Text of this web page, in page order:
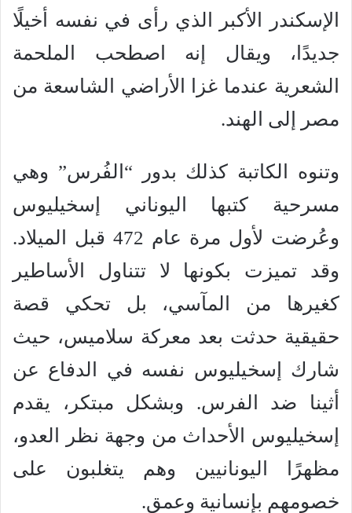
الإسكندر الأكبر الذي رأى في نفسه أخيلًا
جديدًا، ويقال إنه اصطحب الملحمة
الشعرية عندما غزا الأراضي الشاسعة من
مصر إلى الهند.
وتنوه الكاتبة كذلك بدور “الفُرس” وهي
مسرحية كتبها اليوناني إسخيليوس
وعُرضت لأول مرة عام 472 قبل الميلاد.
وقد تميزت بكونها لا تتناول الأساطير
كغيرها من المآسي، بل تحكي قصة
حقيقية حدثت بعد معركة سلاميس، حيث
شارك إسخيليوس نفسه في الدفاع عن
أثينا ضد الفرس. وبشكل مبتكر، يقدم
إسخيليوس الأحداث من وجهة نظر العدو،
مظهرًا اليونانيين وهم يتغلبون على
خصومهم بإنسانية وعمق.